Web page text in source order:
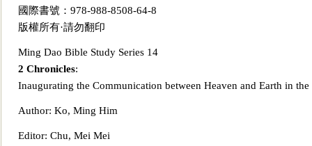
國際書號：978-988-8508-64-8
版權所有·請勿翻印
Ming Dao Bible Study Series 14
2 Chronicles:
Inaugurating the Communication between Heaven and Earth in
Author: Ko, Ming Him
Editor: Chu, Mei Mei